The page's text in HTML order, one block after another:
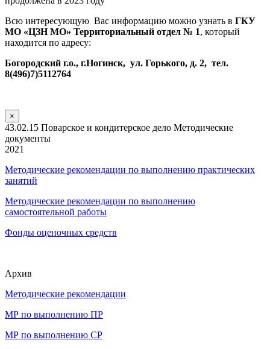
Всю интересующую Вас информацию можно узнать в ГКУ
МО «ЦЗН МО» Территориальный отдел № 1, который
находится по адресу:
Богородский г.о., г.Ногинск, ул. Горького, д. 2, тел.
8(496)7)5112764
×
43.02.15 Поварское и кондитерское дело Методические
документы
2021
Методические рекомендации по выполнению практических
занятий
Методические рекомендации по выполнению
самостоятельной работы
Фонды оценочных средств
Архив
Методические рекомендации
МР по выполнению ПР
МР по выполнению СР